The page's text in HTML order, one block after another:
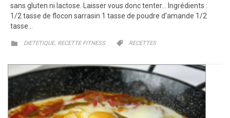
sans gluten ni lactose. Laisser vous donc tenter… Ingrédients :
1/2 tasse de flocon sarrasin 1 tasse de poudre d’amande 1/2
tasse…
 CATEGORY
DIETETIQUE, RECETTE FITNESS  CATEGORY
RECETTES